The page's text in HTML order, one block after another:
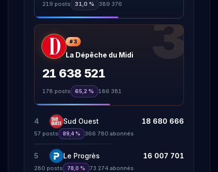
219 posts 31,0 % 389 376
3
#3
La Dépêche du Midi
21 638 521
178 posts 65,2 % 186 381
4 Sud Ouest 18 680 666
57 posts 89,4 % 366 780 abonnés
5 Le Progrès 16 007 701
280 posts 78,0 % 73 274 abonnés